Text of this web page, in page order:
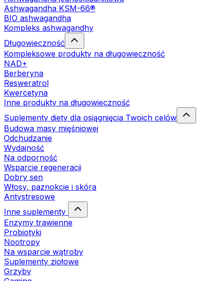
Ashwagandha KSM-66®
BIO ashwagandha
Kompleks ashwagandhy
Długowieczność
Kompleksowe produkty na długowieczność
NAD+
Berberyna
Resweratrol
Kwercetyna
Inne produkty na długowieczność
Suplementy diety dla osiągnięcia Twoich celów
Budowa masy mięśniowej
Odchudzanie
Wydajność
Na odporność
Wsparcie regeneracji
Dobry sen
Włosy, paznokcie i skóra
Antystresowe
Inne suplementy
Enzymy trawienne
Probiotyki
Nootropy
Na wsparcie wątroby
Suplementy ziołowe
Grzyby